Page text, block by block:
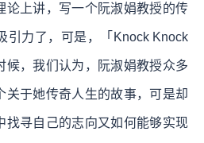
论上讲，写一个阮淑娟教授的传
引力了，可是，「Knock Knock
候，我们认为，阮淑娟教授众多
关于她传奇人生的故事，可是却
找寻自己的志向又如何能够实现